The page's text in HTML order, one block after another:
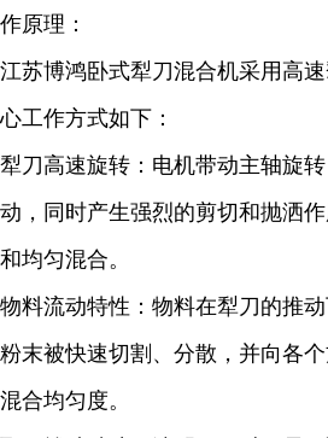
作原理：
江苏博鸿卧式犁刀混合机采用高
心工作方式如下：
犁刀高速旋转：电机带动主轴旋
动，同时产生强烈的剪切和抛洒
和均匀混合。
物料流动特性：物料在犁刀的推
粉末被快速切割、分散，并向各
混合均匀度。